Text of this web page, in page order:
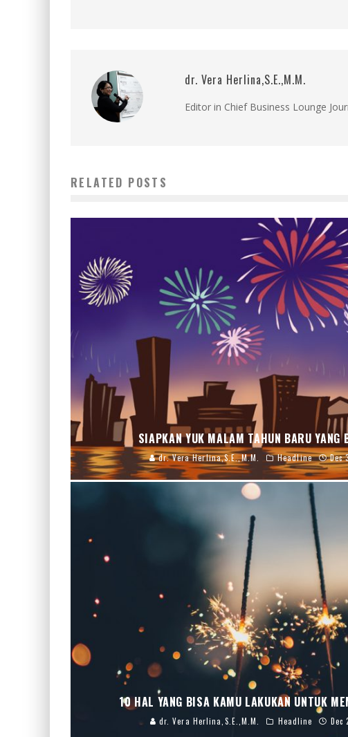
dr. Vera Herlina,S.E.,M.M.
Editor in Chief Business Lounge
RELATED POSTS
SIAPKAN YUK MALAM TAHUN BARU YANG
dr. Vera Herlina,S.E.,M.M. Headline Dec
10 HAL YANG BISA KAMU LAKUKAN UNTUK
dr. Vera Herlina,S.E.,M.M. Headline Dec